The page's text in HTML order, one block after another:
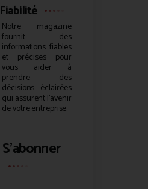
Fiabilité
Notre magazine
fournit des
informations fiables
et précises pour
vous aider à
prendre des
décisions éclairées
qui assurent l’avenir
de votre entreprise.
S'abonner